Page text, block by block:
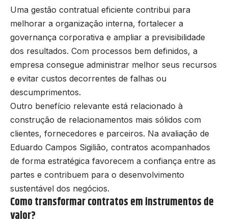
Uma gestão contratual eficiente contribui para
melhorar a organização interna, fortalecer a
governança corporativa e ampliar a previsibilidade
dos resultados. Com processos bem definidos, a
empresa consegue administrar melhor seus recursos
e evitar custos decorrentes de falhas ou
descumprimentos.
Outro benefício relevante está relacionado à
construção de relacionamentos mais sólidos com
clientes, fornecedores e parceiros. Na avaliação de
Eduardo Campos Sigilião, contratos acompanhados
de forma estratégica favorecem a confiança entre as
partes e contribuem para o desenvolvimento
sustentável dos negócios.
Como transformar contratos em instrumentos de